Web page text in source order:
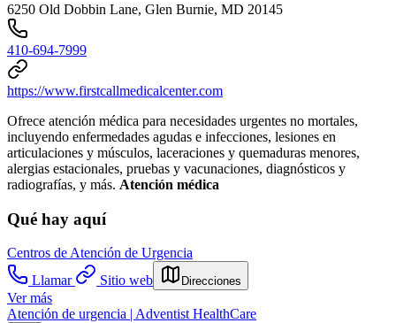
6250 Old Dobbin Lane, Glen Burnie, MD 20145
410-694-7999
https://www.firstcallmedicalcenter.com
Ofrece atención médica para necesidades urgentes no mortales,
incluyendo enfermedades agudas e infecciones, lesiones en
articulaciones y músculos, laceraciones y quemaduras menores,
alergias estacionales, pruebas y vacunaciones, diagnósticos y
radiografías, y más. Atención médica
Qué hay aquí
Centros de Atención de Urgencia
Llamar
Sitio web Direcciones
Ver más
Atención de urgencia | Adventist HealthCare